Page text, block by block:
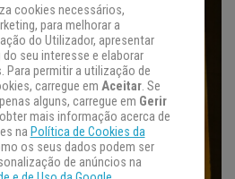
cookies necessários,
para melhorar a
do Utilizador, apresentar
seu interesse e elaborar
permitir a utilização de
carregue em Aceitar. Se
alguns, carregue em Gerir
mais informação acerca de
na Política de Cookies da
os seus dados podem ser
de anúncios na